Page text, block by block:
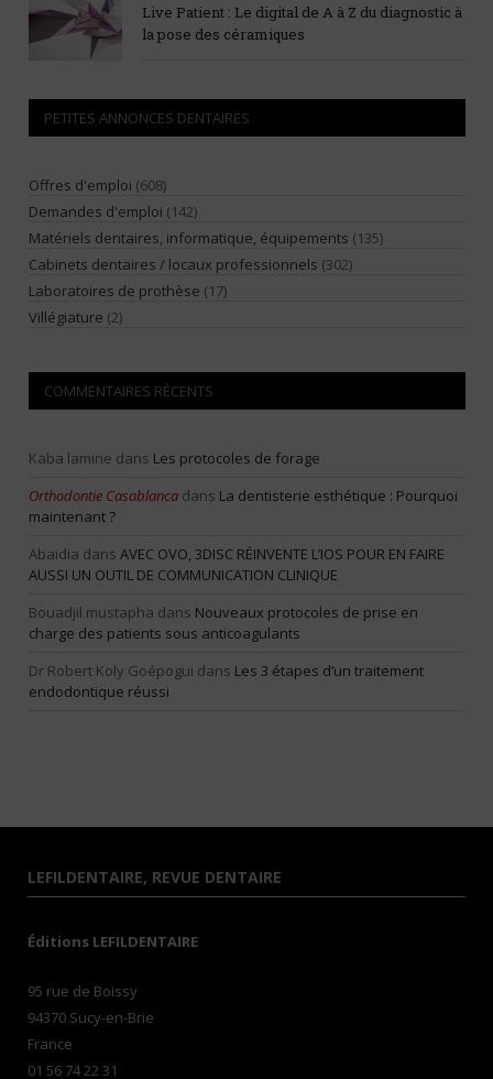
Live Patient : Le digital de A à Z du diagnostic à
la pose des céramiques
PETITES ANNONCES DENTAIRES
Offres d'emploi (608)
Demandes d'emploi (142)
Matériels dentaires, informatique, équipements (135)
Cabinets dentaires / locaux professionnels (302)
Laboratoires de prothèse (17)
Villégiature (2)
COMMENTAIRES RÉCENTS
Kaba lamine dans Les protocoles de forage
Orthodontie Casablanca dans La dentisterie esthétique : Pourquoi
maintenant ?
Abaidia dans AVEC OVO, 3DISC RÉINVENTE L’IOS POUR EN FAIRE
AUSSI UN OUTIL DE COMMUNICATION CLINIQUE
Bouadjil mustapha dans Nouveaux protocoles de prise en
charge des patients sous anticoagulants
Dr Robert Koly Goépogui dans Les 3 étapes d’un traitement
endodontique réussi
LEFILDENTAIRE, REVUE DENTAIRE
Éditions LEFILDENTAIRE
95 rue de Boissy
94370 Sucy-en-Brie
France
01 56 74 22 31